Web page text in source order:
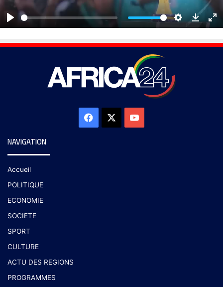
NAVIGATION
Accueil
POLITIQUE
ECONOMIE
SOCIETE
SPORT
CULTURE
ACTU DES REGIONS
PROGRAMMES